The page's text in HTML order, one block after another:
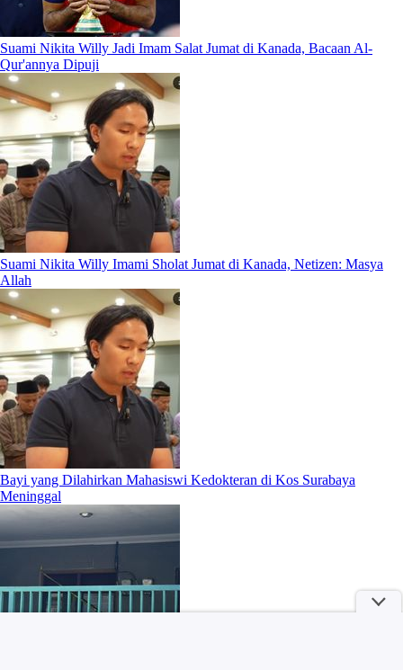
Suami Nikita Willy Jadi Imam Salat Jumat di Kanada, Bacaan Al-
Qur'annya Dipuji
Suami Nikita Willy Imami Sholat Jumat di Kanada, Netizen: Masya
Allah
Bayi yang Dilahirkan Mahasiswi Kedokteran di Kos Surabaya
Meninggal